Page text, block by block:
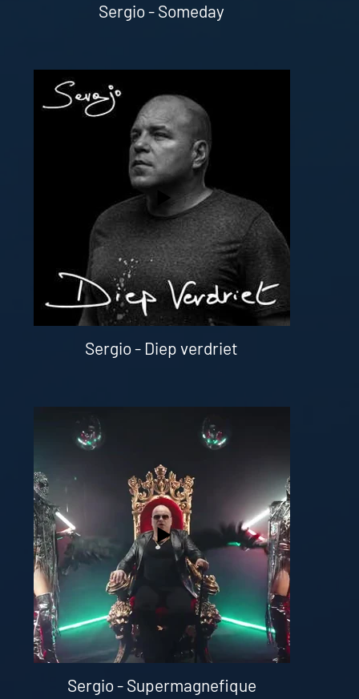
Sergio - Someday
Sergio - Diep verdriet
Sergio - Supermagnefique